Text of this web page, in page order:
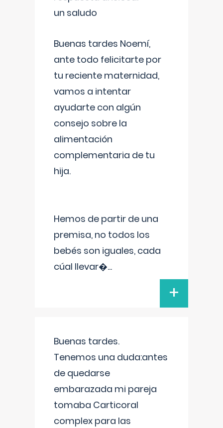
un saludo
Buenas tardes Noemí,
ante todo felicitarte por
tu reciente maternidad,
vamos a intentar
ayudarte con algún
consejo sobre la
alimentación
complementaria de tu
hija.
Hemos de partir de una
premisa, no todos los
bebés son iguales, cada
cúal llevar�...
+
Buenas tardes.
Tenemos una duda:antes
de quedarse
embarazada mi pareja
tomaba Carticoral
complex para las